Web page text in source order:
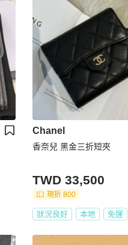
Chanel
香奈兒 黑金三折短夾
TWD 33,500
現折 800
狀況良好 本地 免運